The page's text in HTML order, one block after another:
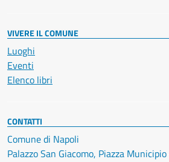
VIVERE IL COMUNE
Luoghi
Eventi
Elenco libri
CONTATTI
Comune di Napoli
Palazzo San Giacomo, Piazza